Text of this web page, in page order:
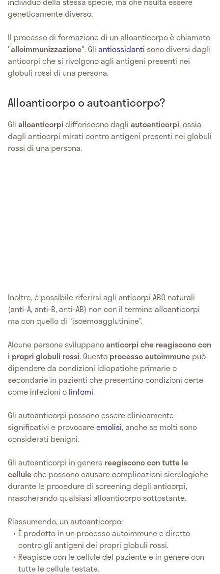
geneticamente diverso.
Il processo di formazione di un alloanticorpo è chiamato
"alloimmunizzazione". Gli antiossidanti sono diversi dagli
anticorpi che si rivolgono agli antigeni presenti nei
globuli rossi di una persona.
Alloanticorpo o autoanticorpo?
Gli alloanticorpidifferiscono dagli autoanticorpi, ossia
dagli anticorpi mirati contro antigeni presenti nei globuli
rossi di una persona.
Inoltre, è possibile riferirsi agli anticorpi ABO naturali
(anti-A, anti-B, anti-AB) non con il termine alloanticorpi
ma con quello di “isoemoagglutinine”.
Alcune persone sviluppanoanticorpi che reagiscono con
i propri globuli rossi. Questo processo autoimmune può
dipendere da condizioni idiopatiche primarie o
secondarie in pazienti che presentino condizioni certe
come infezioni o linfomi.
Gli autoanticorpi possono essere clinicamente
significativi e provocareemolisi, anche se molti sono
considerati benigni.
Gli autoanticorpi in genere reagiscono con tutte le
celluleche possono causare complicazioni sierologiche
durante le procedure di screening degli anticorpi,
mascherando qualsiasi alloanticorpo sottostante.
Riassumendo, un autoanticorpo:
È prodotto in un processo autoimmune e diretto
contro gli antigeni dei propri globuli rossi.
Reagisce con le cellule del paziente e in genere con
tutte le cellule testate.